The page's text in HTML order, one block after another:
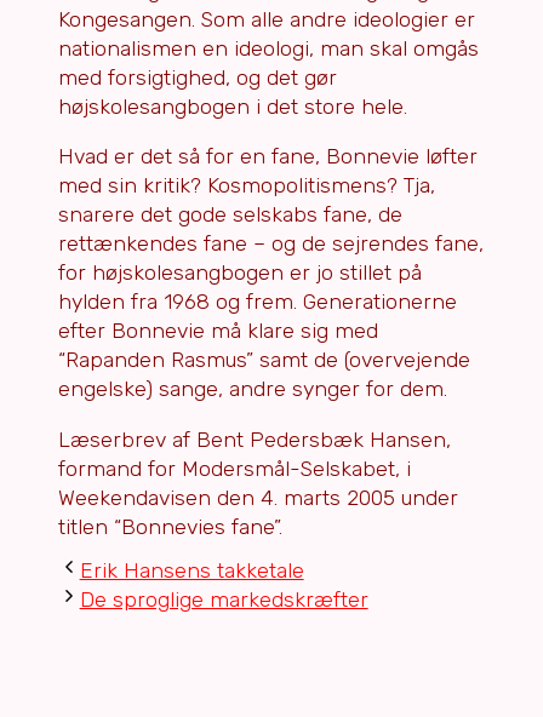
Kongesangen. Som alle andre ideologier er
nationalismen en ideologi, man skal omgås
med forsigtighed, og det gør
højskolesangbogen i det store hele.
Hvad er det så for en fane, Bonnevie løfter
med sin kritik? Kosmopolitismens? Tja,
snarere det gode selskabs fane, de
rettænkendes fane – og de sejrendes fane,
for højskolesangbogen er jo stillet på
hylden fra 1968 og frem. Generationerne
efter Bonnevie må klare sig med
“Rapanden Rasmus” samt de (overvejende
engelske) sange, andre synger for dem.
Læserbrev af Bent Pedersbæk Hansen,
formand for Modersmål-Selskabet, i
Weekendavisen den 4. marts 2005 under
titlen “Bonnevies fane”.
Erik Hansens takketale
De sproglige markedskræfter